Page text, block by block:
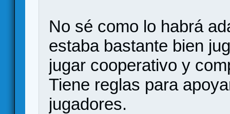
No sé como lo habrá
estaba bastante bien
jugar cooperativo y
Tiene reglas para
jugadores.